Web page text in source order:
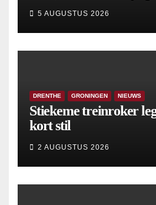
5 AUGUSTUS 2026
DRENTHE GRONINGEN NIEUWS
Stiekeme treinroker
kort stil
2 AUGUSTUS 2026